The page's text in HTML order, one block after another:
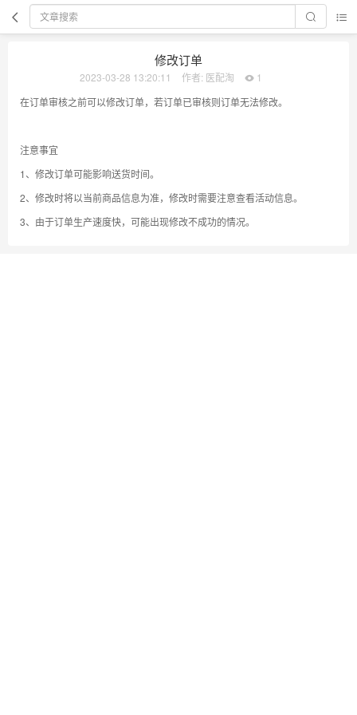
修改订单
2023-03-28 13:20:11 作者: 医配淘
1
在订单审核之前可以修改订单，若订单已审核则订单无法修改。
注意事宜
1、修改订单可能影响送货时间。
2、修改时将以当前商品信息为准，修改时需要注意查看活动信息。
3、由于订单生产速度快，可能出现修改不成功的情况。